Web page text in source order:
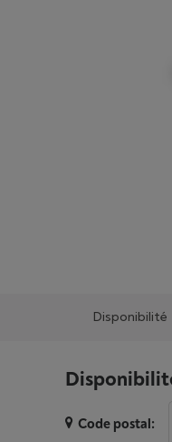
Disponibilité
Code postal: